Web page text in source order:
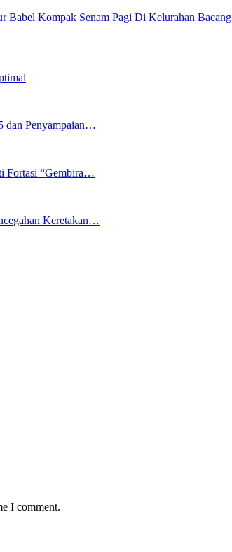
Babel Kompak Senam Pagi Di Kelurahan Bacang
dan Penyampaian…
Fortasi “Gembira…
Keretakan…
I comment.